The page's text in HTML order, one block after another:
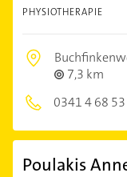
PHYSIOTHERAPIE
7,3 km
0341 4 68
Poulakis